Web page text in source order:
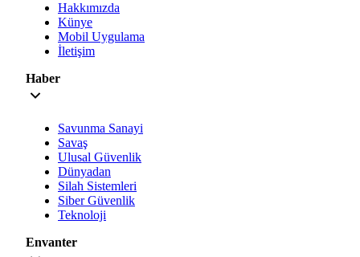
Hakkımızda
Künye
Mobil Uygulama
İletişim
Haber
Savunma Sanayi
Savaş
Ulusal Güvenlik
Dünyadan
Silah Sistemleri
Siber Güvenlik
Teknoloji
Envanter